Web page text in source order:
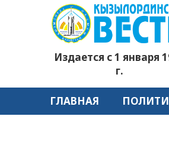
Издается с 1 января
г.
ГЛАВНАЯ